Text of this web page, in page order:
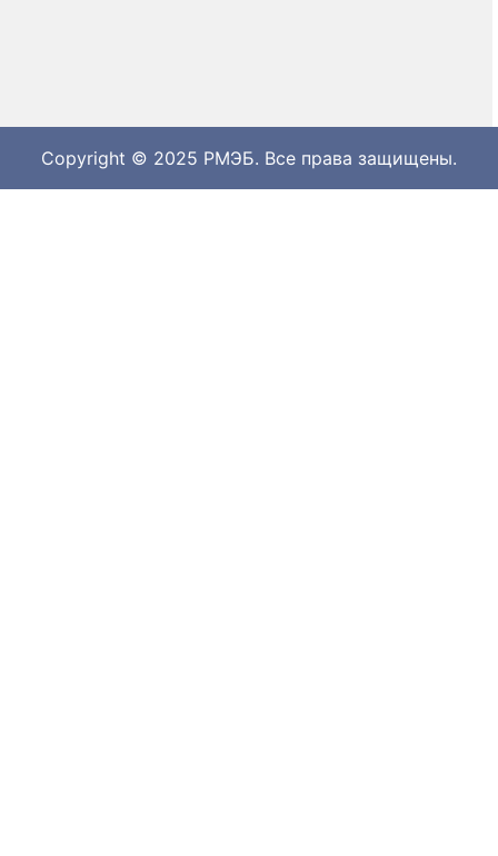
Copyright © 2025 РМЭБ. Все права защищены.